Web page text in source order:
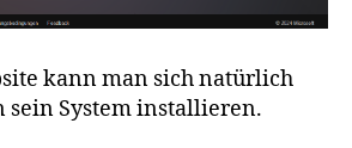
kann man sich natürlich
sein System installieren.